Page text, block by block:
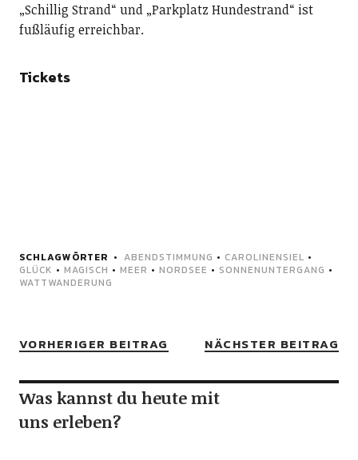
„Schillig Strand“ und „Parkplatz Hundestrand“ ist
fußläufig erreichbar.
Tickets
SCHLAGWÖRTER ABENDSTIMMUNG • CAROLINENSIEL •
GLÜCK • MAGISCH • MEER • NORDSEE • SONNENUNTERGANG •
WATTWANDERUNG
VORHERIGER BEITRAG NÄCHSTER BEITRAG
Was kannst du heute mit
uns erleben?